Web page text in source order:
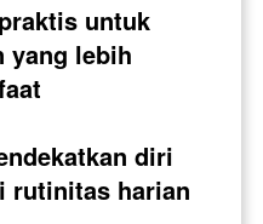
untuk
yang lebih
diri
rutinitas harian